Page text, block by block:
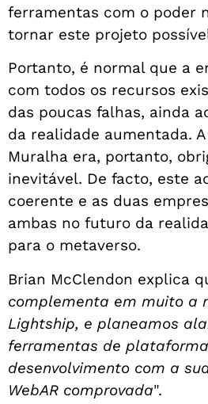
ferramentas com o poder
tornar este projeto
Portanto, é normal que a
com todos os recursos
das poucas falhas, ainda
da realidade aumentada.
Muralha era, portanto,
inevitável. De facto, este
coerente e as duas
ambas no futuro da
para o metaverso.
Brian McClendon explica
complementa em muito a
Lightship, e planeamos
ferramentas de
desenvolvimento com a
WebAR comprovada".